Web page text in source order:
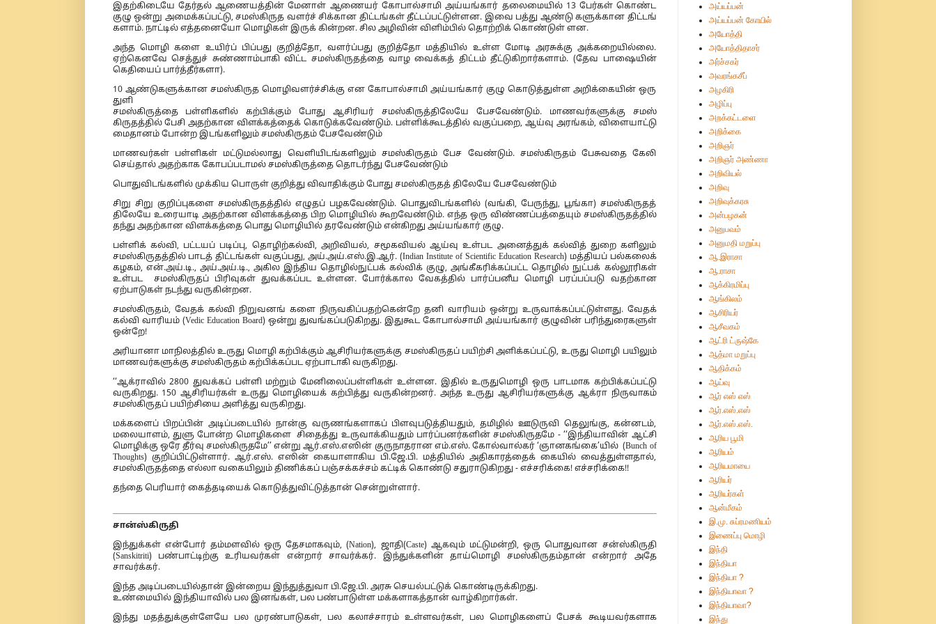
இதற்கிடையே தேர்தல் ஆணையத்தின் மேனாள் ஆணையர் கோபால்சாமி அய்யங்கார் தலைமையில் 13 பேர்கள் கொண்ட
குழு ஒன்று அமைக்கப்பட்டு, சமஸ்கிருத வளர்ச் சிக்கான திட்டங்கள் தீட்டப்பட்டுள்ளன. இவை பத்து ஆண்டு களுக்கான திட்டங்
களாம். நாட்டில் எத்தனையோ மொழிகள் இருக் கின்றன. சில அழிவின் விளிம்பில் தொற்றிக் கொண்டுள் ளன.
அந்த மொழி களை உயிர்ப் பிப்பது குறித்தோ, வளர்ப்பது குறித்தோ மத்தியில் உள்ள மோடி அரசுக்கு அக்கறையில்லை.
ஏற்கெனவே செத்துச் சுண்ணாம்பாகி விட்ட சமஸ்கிருதத்தை வாழ வைக்கத் திட்டம் தீட்டுகிறார்களாம். (தேவ பாஷையின்
கெதியைப் பார்த்தீர்களா).
10 ஆண்டுகளுக்கான சமஸ்கிருத மொழிவளர்ச்சிக்கு என கோபால்சாமி அய்யங்கார் குழு கொடுத்துள்ள அறிக்கையின் ஒரு
துளி
சமஸ்கிருத்தை பள்ளிகளில் கற்பிக்கும் போது ஆசிரியர் சமஸ்கிருத்திலேயே பேசவேண்டும். மாணவர்களுக்கு சமஸ்
கிருதத்தில் பேசி அதற்கான விளக்கத்தைக் கொடுக்கவேண்டும். பள்ளிக்கூடத்தில் வகுப்பறை, ஆய்வு அரங்கம், விளையாட்டு
மைதானம் போன்ற இடங்களிலும் சமஸ்கிருதம் பேசவேண்டும்
மாணவர்கள் பள்ளிகள் மட்டுமல்லாது வெளியிடங்களிலும் சமஸ்கிருதம் பேச வேண்டும். சமஸ்கிருதம் பேசுவதை கேலி
செய்தால் அதற்காக கோபப்படாமல் சமஸ்கிருத்தை தொடர்ந்து பேசவேண்டும்
பொதுவிடங்களில் முக்கிய பொருள் குறித்து விவாதிக்கும் போது சமஸ்கிருதத் திலேயே பேசவேண்டும்
சிறு சிறு குறிப்புகளை சமஸ்கிருதத்தில் எழுதப் பழகவேண்டும். பொதுவிடங்களில் (வங்கி, பேருந்து, பூங்கா) சமஸ்கிருதத்
திலேயே உரையாடி அதற்கான விளக்கத்தை பிற மொழியில் கூறவேண்டும். எந்த ஒரு விண்ணப்பத்தையும் சமஸ்கிருதத்தில்
தந்து அதற்கான விளக்கத்தை பொது மொழியில் தரவேண்டும் என்கிறது அய்யங்கார் குழு.
பள்ளிக் கல்வி, பட்டயப் படிப்பு, தொழிற்கல்வி, அறிவியல், சமூகவியல் ஆய்வு உள்பட அனைத்துக் கல்வித் துறை களிலும்
சமஸ்கிருதத்தில் பாடத் திட்டங்கள் வகுப்பது, அய்.அய்.எஸ்.இ.ஆர். (Indian Institute of Scientific Education Research) மத்தியப் பல்கலைக்
கழகம், என்.அய்.டி., அய்.அய்.டி., அகில இந்திய தொழில்நுட்பக் கல்விக் குழு, அங்கீகரிக்கப்பட்ட தொழில் நுட்பக் கல்லூரிகள்
உள்பட சமஸ்கிருதப் பிரிவுகள் துவக்கப்பட உள்ளன. போர்க்கால வேகத்தில் பார்ப்பனீய மொழி பரப்பப்படு வதற்கான
ஏற்பாடுகள் நடந்து வருகின்றன.
சமஸ்கிருதம், வேதக் கல்வி நிறுவனங் களை நிருவகிப்பதற்கென்றே தனி வாரியம் ஒன்று உருவாக்கப்பட்டுள்ளது. வேதக்
கல்வி வாரியம் (Vedic Education Board) ஒன்று துவங்கப்படுகிறது. இதுகூட கோபால்சாமி அய்யங்கார் குழுவின் பரிந்துரைகளுள்
ஒன்றே!
அரியானா மாநிலத்தில் உருது மொழி கற்பிக்கும் ஆசிரியர்களுக்கு சமஸ்கிருதப் பயிற்சி அளிக்கப்பட்டு, உருது மொழி பயிலும்
மாணவர்களுக்கு சமஸ்கிருதம் கற்பிக்கப்பட ஏற்பாடாகி வருகிறது.
‘‘ஆக்ராவில் 2800 துவக்கப் பள்ளி மற்றும் மேனிலைப்பள்ளிகள் உள்ளன. இதில் உருதுமொழி ஒரு பாடமாக கற்பிக்கப்பட்டு
வருகிறது. 150 ஆசிரியர்கள் உருது மொழியைக் கற்பித்து வருகின்றனர். அந்த உருது ஆசிரியர்களுக்கு ஆக்ரா நிருவாகம்
சமஸ்கிருதப் பயிற்சியை அளித்து வருகிறது.
மக்களைப் பிறப்பின் அடிப்படையில் நான்கு வருணங்களாகப் பிளவுபடுத்தியதும், தமிழில் ஊடுருவி தெலுங்கு, கன்னடம்,
மலையாளம், துளு போன்ற மொழிகளை சிதைத்து உருவாக்கியதும் பார்ப்பனர்களின் சமஸ்கிருதமே - ‘‘இந்தியாவின் ஆட்சி
மொழிக்கு ஒரே தீர்வு சமஸ்கிருதமே’’ என்று ஆர்.எஸ்.எஸின் குருநாதரான எம்.எஸ். கோல்வால்கர் ‘ஞானகங்கை’யில் (Bunch of
Thoughts) குறிப்பிட்டுள்ளார். ஆர்.எஸ். எஸின் கையாளாகிய பி.ஜே.பி. மத்தியில் அதிகாரத்தைக் கையில் வைத்துள்ளதால்,
சமஸ்கிருதத்தை எல்லா வகையிலும் திணிக்கப் பஞ்சக்கச்சம் கட்டிக் கொண்டு சதுராடுகிறது - எச்சரிக்கை! எச்சரிக்கை!!
தந்தை பெரியார் கைத்தடியைக் கொடுத்துவிட்டுத்தான் சென்றுள்ளார்.
சான்ஸ்கிருதி
இந்துக்கள் என்போர் தம்மளவில் ஒரு தேசமாகவும், (Nation), ஜாதி(Caste) ஆகவும் மட்டுமன்றி, ஒரு பொதுவான சன்ஸ்கிருதி
(Sanskitriti) பண்பாட்டிற்கு உரியவர்கள் என்றார் சாவர்க்கர். இந்துக்களின் தாய்மொழி சமஸ்கிருதம்தான் என்றார் அதே
சாவர்க்கர்.
இந்த அடிப்படையில்தான் இன்றைய இந்துத்துவா பி.ஜே.பி. அரசு செயல்பட்டுக் கொண்டிருக்கிறது.
உண்மையில் இந்தியாவில் பல இனங்கள், பல பண்பாடுள்ள மக்களாகத்தான் வாழ்கிறார்கள்.
இந்து மதத்துக்குள்ளேயே பல முரண்பாடுகள், பல கலாச்சாரம் உள்ளவர்கள், பல மொழிகளைப் பேசக் கூடியவர்களாக
அய்யப்பன்
அய்யப்பன் கோயில்
அயோத்தி
அயோத்திதாசர்
அர்ச்சகர்
அவரங்கசீப்
அழகிரி
அழிப்பு
அறக்கட்டளை
அறிக்கை
அறிஞர்
அறிஞர் அண்ணா
அறிவியல்
அறிவு
அறிவுக்கரசு
அன்பழகன்
அனுபவம்
அனுமதி மறுப்பு
ஆ.இராசா
ஆ.ராசா
ஆக்கிரமிப்பு
ஆங்கிலம்
ஆசிரியர்
ஆசீவகம்
ஆட்ரி ட்ருஷ்கே
ஆத்மா மறுப்பு
ஆதிக்கம்
ஆய்வு
ஆர் எஸ் எஸ்
ஆர்.எஸ்.எஸ்
ஆர்.எஸ்.எஸ்.
ஆரிய பூமி
ஆரியம்
ஆரியமாயை
ஆரியர்
ஆரியர்கள்
ஆன்மீகம்
இ.மு. சுப்ரமணியம்
இணைப்பு மொழி
இந்தி
இந்தியா
இந்தியா ?
இந்தியாவா ?
இந்தியாவா?
இந்து